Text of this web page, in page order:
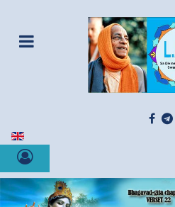
Sélectionnez votre langue